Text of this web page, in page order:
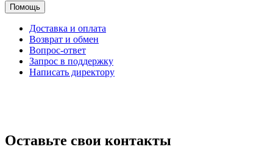
Помощь
Доставка и оплата
Возврат и обмен
Вопрос-ответ
Запрос в поддержку
Написать директору
Оставьте свои контакты